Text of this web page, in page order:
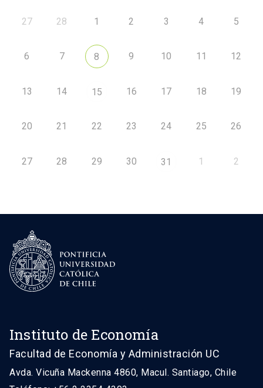
27 28 1 2 3 4 5
6 7 8 9 10 11 12
13 14 15 16 17 18 19
20 21 22 23 24 25 26
27 28 29 30 31 1 2
Instituto de Economía
Facultad de Economía y Administración UC
Avda. Vicuña Mackenna 4860, Macul. Santiago, Chile